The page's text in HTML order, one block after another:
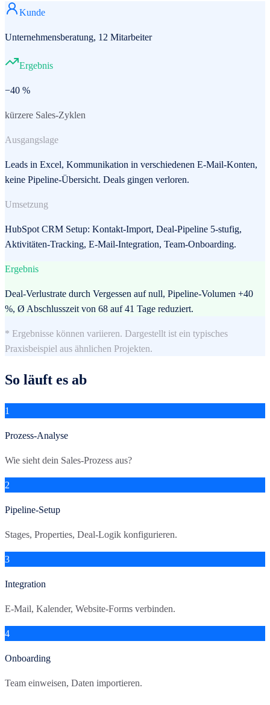
Kunde
Unternehmensberatung, 12 Mitarbeiter
Ergebnis
−40 %
kürzere Sales-Zyklen
Ausgangslage
Leads in Excel, Kommunikation in verschiedenen E-Mail-Konten,
keine Pipeline-Übersicht. Deals gingen verloren.
Umsetzung
HubSpot CRM Setup: Kontakt-Import, Deal-Pipeline 5-stufig,
Aktivitäten-Tracking, E-Mail-Integration, Team-Onboarding.
Ergebnis
Deal-Verlustrate durch Vergessen auf null, Pipeline-Volumen +40
%, Ø Abschlusszeit von 68 auf 41 Tage reduziert.
* Ergebnisse können variieren. Dargestellt ist ein typisches
Praxisbeispiel aus ähnlichen Projekten.
So läuft es ab
1
Prozess-Analyse
Wie sieht dein Sales-Prozess aus?
2
Pipeline-Setup
Stages, Properties, Deal-Logik konfigurieren.
3
Integration
E-Mail, Kalender, Website-Forms verbinden.
4
Onboarding
Team einweisen, Daten importieren.